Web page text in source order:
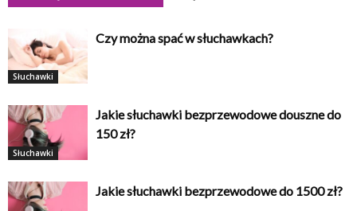
Słuchawki
Czy można spać w słuchawkach?
Słuchawki
Jakie słuchawki bezprzewodowe douszne do
150 zł?
Jakie słuchawki bezprzewodowe do 1500 zł?